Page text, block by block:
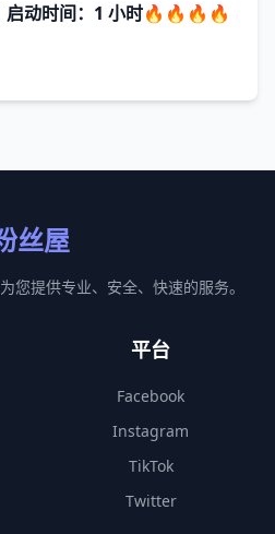
动时间：1 小时🔥🔥🔥🔥
丝屋
您提供专业、安全、快速的服务。
平台
Facebook
Instagram
TikTok
Twitter